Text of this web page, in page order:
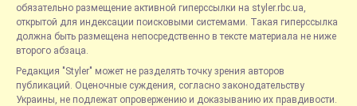
обязательно размещение активной гиперссылки на styler.rbc.ua,
открытой для индексации поисковыми системами. Такая гиперссылка
должна быть размещена непосредственно в тексте материала не ниже
второго абзаца.
Редакция "Styler" может не разделять точку зрения авторов
публикаций. Оценочные суждения, согласно законодательству
Украины, не подлежат опровержению и доказыванию их правдивости.